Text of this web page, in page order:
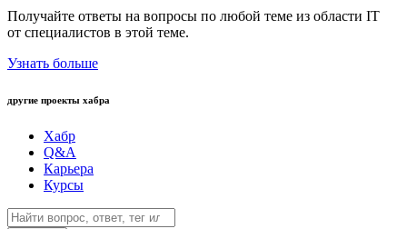
Получайте ответы на вопросы по любой теме из области IT
от специалистов в этой теме.
Узнать больше
другие проекты хабра
Хабр
Q&A
Карьера
Курсы